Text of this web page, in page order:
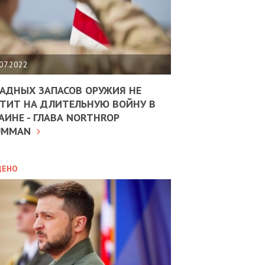
ЗАПАСОВ ОРУЖИЯ НЕ
НА ДЛИТЕЛЬНУЮ ВОЙНУ В
- ГЛАВА NORTHROP
10.02.2025